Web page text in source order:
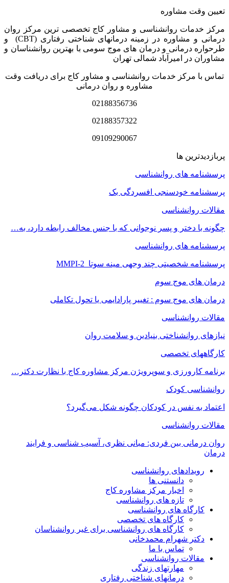
تعیین وقت مشاوره
مرکز خدمات روانشناسی و مشاور کاج تخصصی‏ ترین مرکز روان
درمانی و مشاوره در زمینه درمان‏های شناختی رفتاری (CBT) و
طرحواره درمانی و درمان های موج سومی با بهترین روانشناسان و
مشاوران در امیرآباد شمالی تهران
تماس با مرکز خدمات روانشناسی و مشاور کاج برای دریافت وقت
مشاوره و روان درمانی
02188356736
02188357322
09109290067
پربازدیدترین ها
پرسشنامه های روانشناسی
پرسشنامه خودسنجی افسردگی بک
مقالات روانشناسی
چگونه با دختر و پسر نوجوانی که با جنس مخالف رابطه دارد، به…
پرسشنامه های روانشناسی
پرسشنامه شخصیتی چند وجهی مینه سوتا MMPI-2
درمان های موج سوم
درمان های موج سوم : تغییر پارادایمی یا تحول تکاملی
مقالات روانشناسی
نیازهای روانشناختی بنیادین و سلامت روان
کارگاههای تخصصی
برنامه کارورزی و سوپرویژن مرکز مشاوره کاج با نظارت دکتر…
روانشناسی کودک
اعتماد به‌ نفس در کودکان چگونه شکل می‌گیرد؟
مقالات روانشناسی
روان درمانی بین فردی: مبانی نظری، آسیب شناسی و فرایند
درمان
رویدادهای روانشناسی
دانستنی ها
اخبار مرکز مشاوره کاج
تازه های روانشناسی
کارگاه های روانشناسی
کارگاه های تخصصی
کارگاه های روانشناسی برای غیر روانشناسان
دکتر شهرام محمدخانی
تماس با ما
مقالات روانشناسی
مهارتهای زندگی
درمانهای شناختی رفتاری